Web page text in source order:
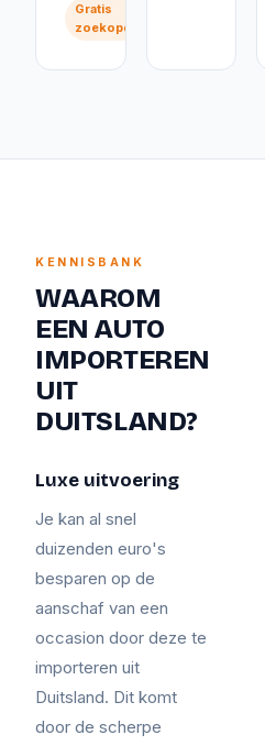
Gratis
zoekopdracht
KENNISBANK
WAAROM
EEN AUTO
IMPORTEREN
UIT
DUITSLAND?
Luxe uitvoering
Je kan al snel
duizenden euro's
besparen op de
aanschaf van een
occasion door deze te
importeren uit
Duitsland. Dit komt
door de scherpe